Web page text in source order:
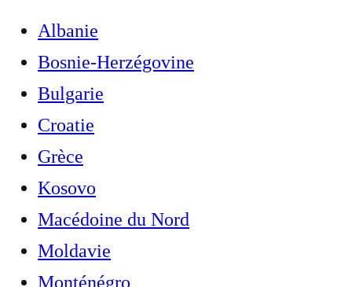
Albanie
Bosnie-Herzégovine
Bulgarie
Croatie
Grèce
Kosovo
Macédoine du Nord
Moldavie
Monténégro